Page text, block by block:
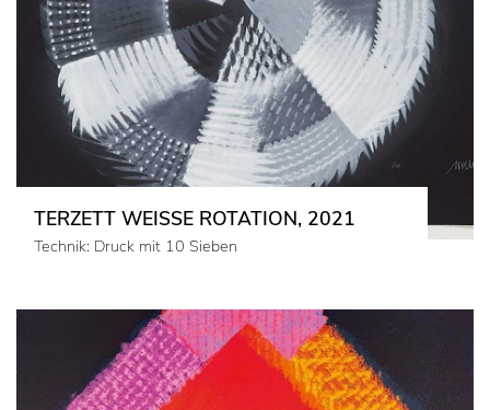
TERZETT WEISSE ROTATION, 2021
Technik: Druck mit 10 Sieben